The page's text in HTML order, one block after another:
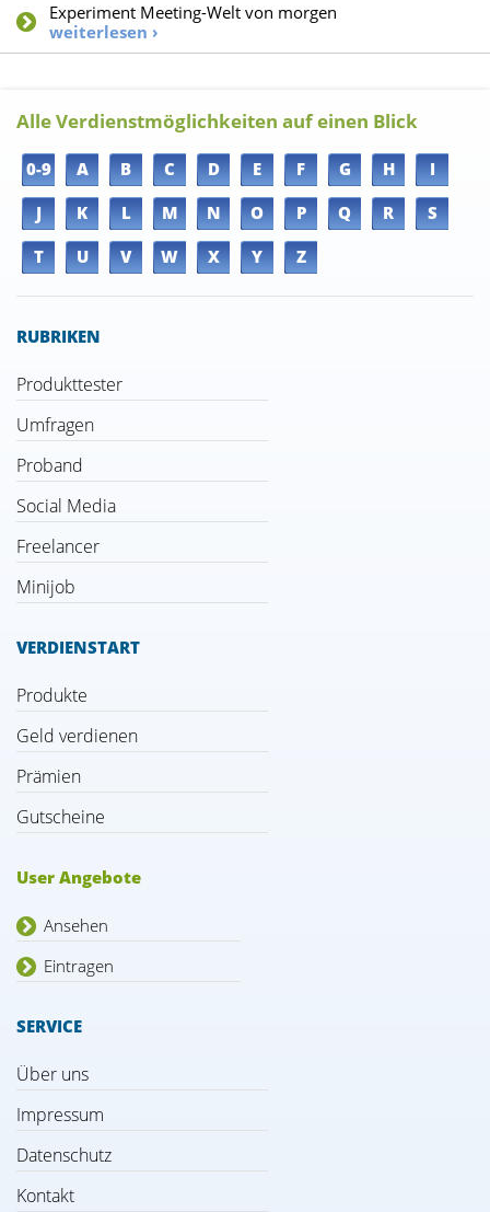
Experiment Meeting-Welt von morgen
weiterlesen ›
Alle Verdienstmöglichkeiten auf einen Blick
0-9 A B C D E F G H
I
J
K L M N O P Q R
S
T
U V W X Y Z
RUBRIKEN
Produkttester
Umfragen
Proband
Social Media
Freelancer
Minijob
VERDIENSTART
Produkte
Geld verdienen
Prämien
Gutscheine
User Angebote
Ansehen
Eintragen
SERVICE
Über uns
Impressum
Datenschutz
Kontakt